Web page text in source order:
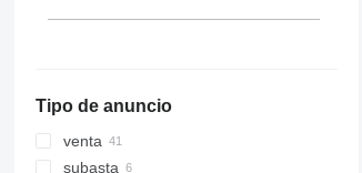
Tipo de anuncio
venta
subasta